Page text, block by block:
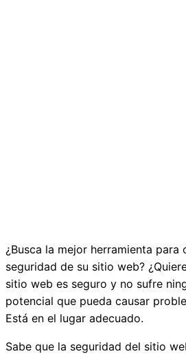
¿Busca la mejor herramienta para
seguridad de su sitio web?
sitio web es seguro y no sufre
potencial que pueda causar
Está en el lugar adecuado.
Sabe que la seguridad del sitio